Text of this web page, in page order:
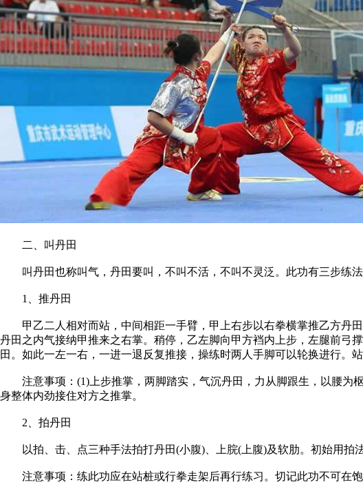
二、叫丹田
叫丹田也称叫气，丹田要叫，不叫不活，不叫不灵泛。此功有三步练法
1、推丹田
甲乙二人相对而站，中间相距一手臂，甲上右步以右拳横掌推乙方丹田
丹田之内气接纳甲推来之右掌。稍停，乙左脚向甲方裆内上步，左腿前弓
田。如此一左一右，一进一退反复推接，操练时两人手脚可以轮换进行。
注意事项：(1)上步推掌，两脚踏实，气沉丹田，力从脚跟生，以腰为
身整体内劲接住对方之推掌。
2、拍丹田
以拍、击、点三种手法拍打丹田(小腹)、上脘(上腹)及软肋。初始用拍
注意事项：练此功应在站桩或行拳走架后再行练习。切记此功不可在饱